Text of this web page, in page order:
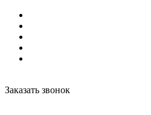
Заказать звонок